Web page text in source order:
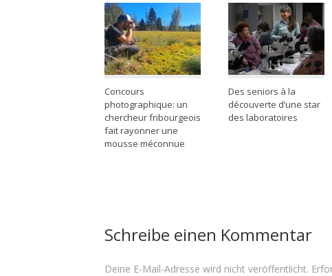
Concours
photographique: un
chercheur fribourgeois
fait rayonner une
mousse méconnue
Des seniors à la
découverte d’une star
des laboratoires
Schreibe einen Kommentar
Deine E-Mail-Adresse wird nicht veröffentlicht.